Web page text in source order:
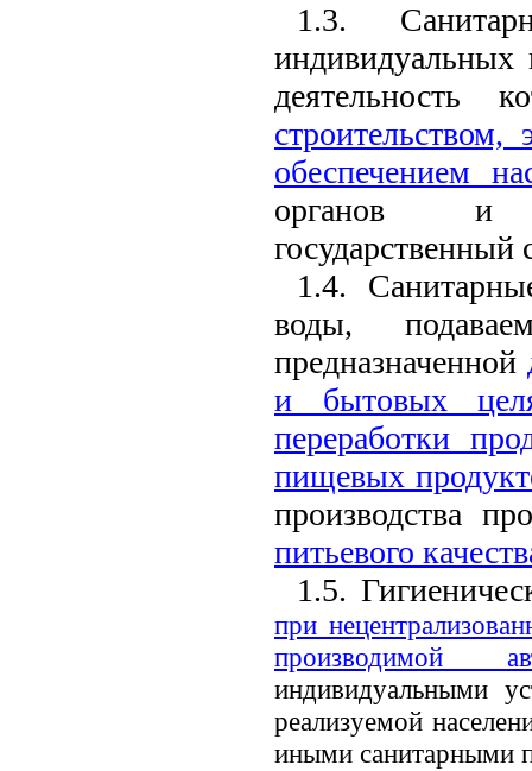
1.3.
индивидуальных
деятельность
строительством,
обеспечением
органов и
государственный
1.4.
воды,
предназначенной
и бытовых
переработки
пищевых
производства
питьевого
1.5.
при
производимой
индивидуальными
реализуемой
иными санитарными